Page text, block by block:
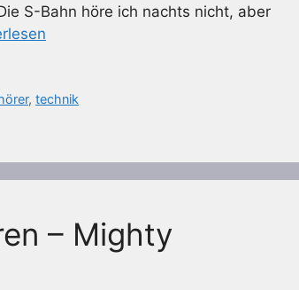
S-Bahn höre ich nachts nicht, aber
,technik
– Mighty